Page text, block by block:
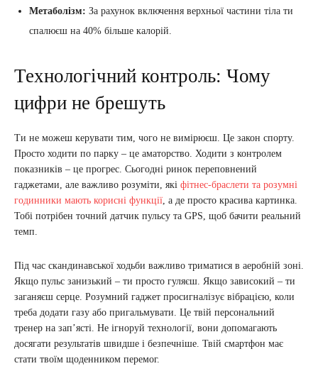
Метаболізм: За рахунок включення верхньої частини тіла ти
спалюєш на 40% більше калорій.
Технологічний контроль: Чому
цифри не брешуть
Ти не можеш керувати тим, чого не вимірюєш. Це закон спорту.
Просто ходити по парку – це аматорство. Ходити з контролем
показників – це прогрес. Сьогодні ринок переповнений
гаджетами, але важливо розуміти, які фітнес-браслети та розумні
годинники мають корисні функції, а де просто красива картинка.
Тобі потрібен точний датчик пульсу та GPS, щоб бачити реальний
темп.
Під час скандинавської ходьби важливо триматися в аеробній зоні.
Якщо пульс занизький – ти просто гуляєш. Якщо зависокий – ти
заганяєш серце. Розумний гаджет просигналізує вібрацією, коли
треба додати газу або пригальмувати. Це твій персональний
тренер на зап’ясті. Не ігноруй технології, вони допомагають
досягати результатів швидше і безпечніше. Твій смартфон має
стати твоїм щоденником перемог.